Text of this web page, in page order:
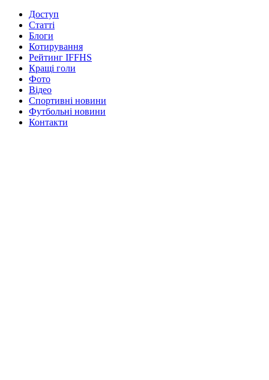
Доступ
Статті
Блоги
Котирування
Рейтинг IFFHS
Кращі голи
Фото
Відео
Спортивні новини
Футбольні новини
Контакти